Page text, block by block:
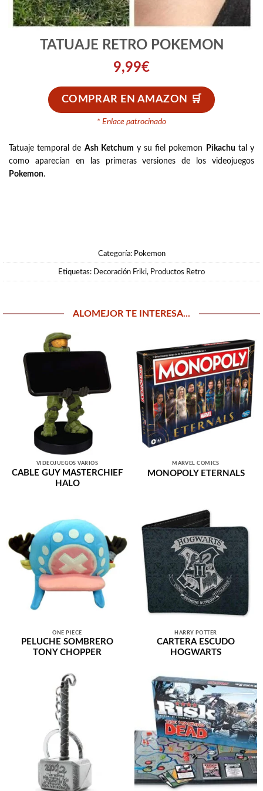
TATUAJE RETRO POKEMON
9,99€
COMPRAR EN AMAZON
* Enlace patrocinado
Tatuaje temporal de Ash Ketchum y su fiel pokemon Pikachu tal y
como aparecían en las primeras versiones de los videojuegos
Pokemon.
Categoría: Pokemon
Etiquetas: Decoración Friki, Productos Retro
ALOMEJOR TE INTERESA...
VIDEOJUEGOS VARIOS
CABLE GUY MASTERCHIEF
HALO
MARVEL COMICS
MONOPOLY ETERNALS
ONE PIECE
PELUCHE SOMBRERO
TONY CHOPPER
HARRY POTTER
CARTERA ESCUDO
HOGWARTS